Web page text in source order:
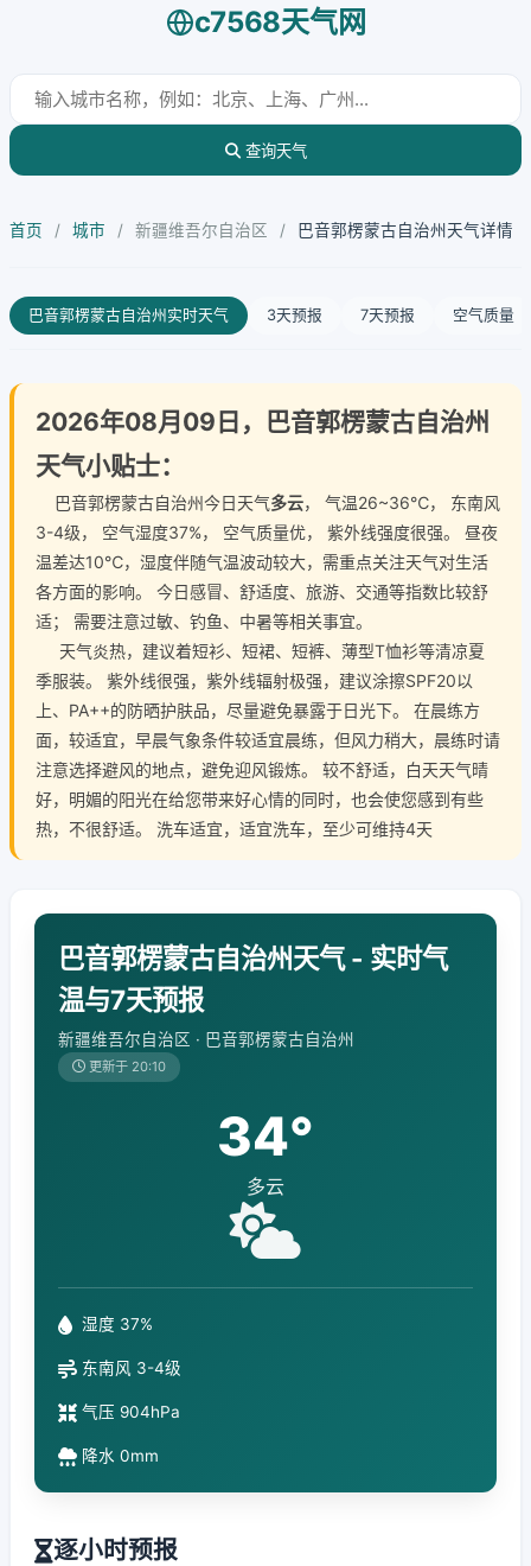
c7568天气网
查询天气
首页 / 城市 / 新疆维吾尔自治区 / 巴音郭楞蒙古自治州天气详情
巴音郭楞蒙古自治州实时天气 3天预报 7天预报 空气质量
2026年08月09日，巴音郭楞蒙古自治州
天气小贴士：
巴音郭楞蒙古自治州今日天气多云， 气温26~36℃， 东南风
3-4级， 空气湿度37%， 空气质量优， 紫外线强度很强。 昼夜
温差达10℃，湿度伴随气温波动较大，需重点关注天气对生活
各方面的影响。 今日感冒、舒适度、旅游、交通等指数比较舒
适； 需要注意过敏、钓鱼、中暑等相关事宜。
天气炎热，建议着短衫、短裙、短裤、薄型T恤衫等清凉夏
季服装。 紫外线很强，紫外线辐射极强，建议涂擦SPF20以
上、PA++的防晒护肤品，尽量避免暴露于日光下。 在晨练方
面，较适宜，早晨气象条件较适宜晨练，但风力稍大，晨练时请
注意选择避风的地点，避免迎风锻炼。 较不舒适，白天天气晴
好，明媚的阳光在给您带来好心情的同时，也会使您感到有些
热，不很舒适。 洗车适宜，适宜洗车，至少可维持4天
巴音郭楞蒙古自治州天气 - 实时气
温与7天预报
新疆维吾尔自治区 · 巴音郭楞蒙古自治州
更新于 20:10
34°
多云
湿度 37%
东南风 3-4级
气压 904hPa
降水 0mm
逐小时预报